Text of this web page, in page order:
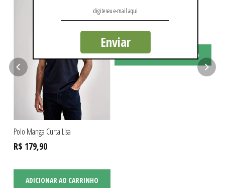
Polo Manga Curta Lisa
R$ 179,90
ADICIONAR AO CARRINHO
Calça Jeans Clássica
R$ 359,90
ou 3x de R$ 119,96 sem juros
ADICIONAR AO CARRINHO
Enviar